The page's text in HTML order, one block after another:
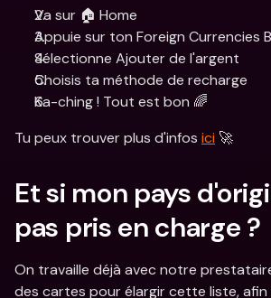
Va sur 🏠 Home
Appuie sur ton Foreign Currencies
Sélectionne Ajouter de l'argent
Choisis ta méthode de recharge
Ka-ching ! Tout est bon 🌈
Tu peux trouver plus d'infos ici 🚀
Et si mon pays
pas pris en charge ?
On travaille déjà avec notre
des cartes pour élargir cette liste,